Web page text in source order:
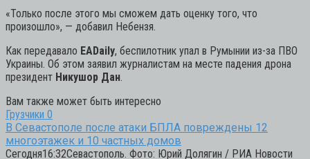
«Только после этого мы сможем дать оценку того, что
произошло», — добавил Небензя.
Как передавало EADaily, беспилотник упал в Румынии из-за ПВО
Украины. Об этом заявил журналистам на месте падения дрона
президент Никушор Дан.
Вам также может быть интересно
Грузчики 0
В Севастополе после атаки БПЛА повреждены 12
многоэтажек и 10 частных домов
Сегодня16:32Севастополь. Фото: Юрий Долягин / РИА Новости